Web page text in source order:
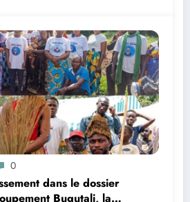
0
dans le dossier
Bugutali, la